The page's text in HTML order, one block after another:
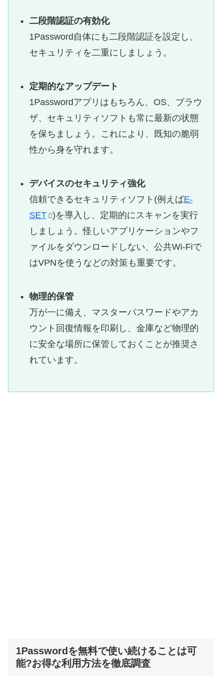
二段階認証の有効化
1Password自体にも二段階認証を設定し、
セキュリティを二重にしましょう。
定期的なアップデート
1Passwordアプリはもちろん、OS、ブラウ
ザ、セキュリティソフトも常に最新の状態
を保ちましょう。これにより、既知の脆弱
性から身を守れます。
デバイスのセキュリティ強化
信頼できるセキュリティソフト(例えばE-
SET
)を導入し、定期的にスキャンを実行
しましょう。怪しいアプリケーションやフ
ァイルをダウンロードしない、公共Wi-Fiで
はVPNを使うなどの対策も重要です。
物理的保管
万が一に備え、マスターパスワードやアカ
ウント回復情報を印刷し、金庫など物理的
に安全な場所に保管しておくことが推奨さ
れています。
1Passwordを無料で使い続けることは可
能?お得な利用方法を徹底調査